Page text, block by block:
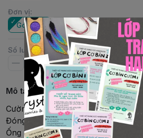
Đơn vị:
Gói nhỏ
Ống
Số lượng
Mô tả chi tiết
Cườm Miyuki Delica
Đóng gói: Gói nhỏ 2Gr (~400 viên)
Ống 10Gr (~2000 viên)